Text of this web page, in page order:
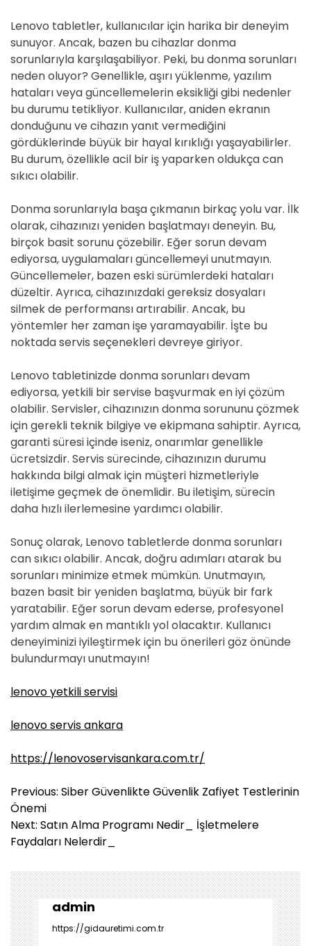
Lenovo tabletler, kullanıcılar için harika bir deneyim
sunuyor. Ancak, bazen bu cihazlar donma
sorunlarıyla karşılaşabiliyor. Peki, bu donma sorunları
neden oluyor? Genellikle, aşırı yüklenme, yazılım
hataları veya güncellemelerin eksikliği gibi nedenler
bu durumu tetikliyor. Kullanıcılar, aniden ekranın
donduğunu ve cihazın yanıt vermediğini
gördüklerinde büyük bir hayal kırıklığı yaşayabilirler.
Bu durum, özellikle acil bir iş yaparken oldukça can
sıkıcı olabilir.
Donma sorunlarıyla başa çıkmanın birkaç yolu var. İlk
olarak, cihazınızı yeniden başlatmayı deneyin. Bu,
birçok basit sorunu çözebilir. Eğer sorun devam
ediyorsa, uygulamaları güncellemeyi unutmayın.
Güncellemeler, bazen eski sürümlerdeki hataları
düzeltir. Ayrıca, cihazınızdaki gereksiz dosyaları
silmek de performansı artırabilir. Ancak, bu
yöntemler her zaman işe yaramayabilir. İşte bu
noktada servis seçenekleri devreye giriyor.
Lenovo tabletinizde donma sorunları devam
ediyorsa, yetkili bir servise başvurmak en iyi çözüm
olabilir. Servisler, cihazınızın donma sorununu çözmek
için gerekli teknik bilgiye ve ekipmana sahiptir. Ayrıca,
garanti süresi içinde iseniz, onarımlar genellikle
ücretsizdir. Servis sürecinde, cihazınızın durumu
hakkında bilgi almak için müşteri hizmetleriyle
iletişime geçmek de önemlidir. Bu iletişim, sürecin
daha hızlı ilerlemesine yardımcı olabilir.
Sonuç olarak, Lenovo tabletlerde donma sorunları
can sıkıcı olabilir. Ancak, doğru adımları atarak bu
sorunları minimize etmek mümkün. Unutmayın,
bazen basit bir yeniden başlatma, büyük bir fark
yaratabilir. Eğer sorun devam ederse, profesyonel
yardım almak en mantıklı yol olacaktır. Kullanıcı
deneyiminizi iyileştirmek için bu önerileri göz önünde
bulundurmayı unutmayın!
lenovo yetkili servisi
lenovo servis ankara
https://lenovoservisankara.com.tr/
Y
a
z
ı
e
z
i
n
m
Previous: Siber Güvenlikte Güvenlik Zafiyet Testlerinin
Önemi
Next: Satın Alma Programı Nedir_ İşletmelere
Faydaları Nelerdir_
admin
https://gidauretimi.com.tr